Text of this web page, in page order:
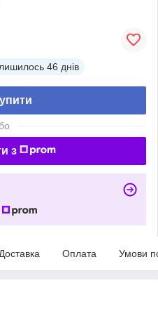
46 днів
з
Доставка Оплата Умови